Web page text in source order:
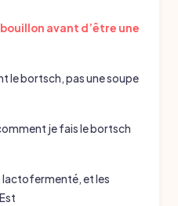
avant d’être une
le bortsch, pas une soupe
je fais le bortsch
lactofermenté, et les